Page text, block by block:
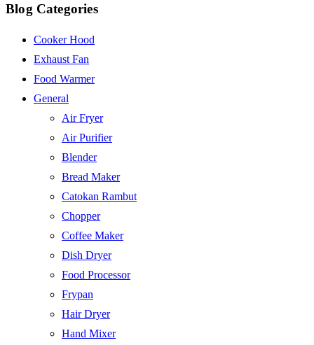
Blog Categories
Cooker Hood
Exhaust Fan
Food Warmer
General
Air Fryer
Air Purifier
Blender
Bread Maker
Catokan Rambut
Chopper
Coffee Maker
Dish Dryer
Food Processor
Frypan
Hair Dryer
Hand Mixer